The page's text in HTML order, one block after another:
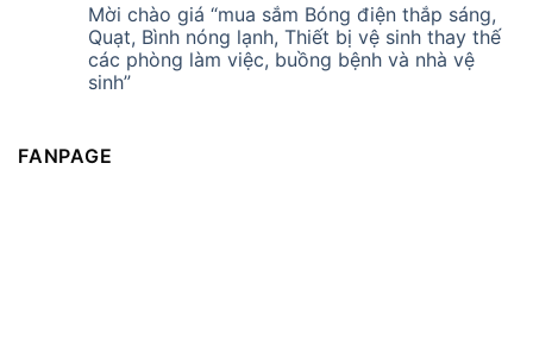
Mời chào giá “mua sắm Bóng điện thắp sáng,
Quạt, Bình nóng lạnh, Thiết bị vệ sinh thay thế
các phòng làm việc, buồng bệnh và nhà vệ
sinh”
FANPAGE